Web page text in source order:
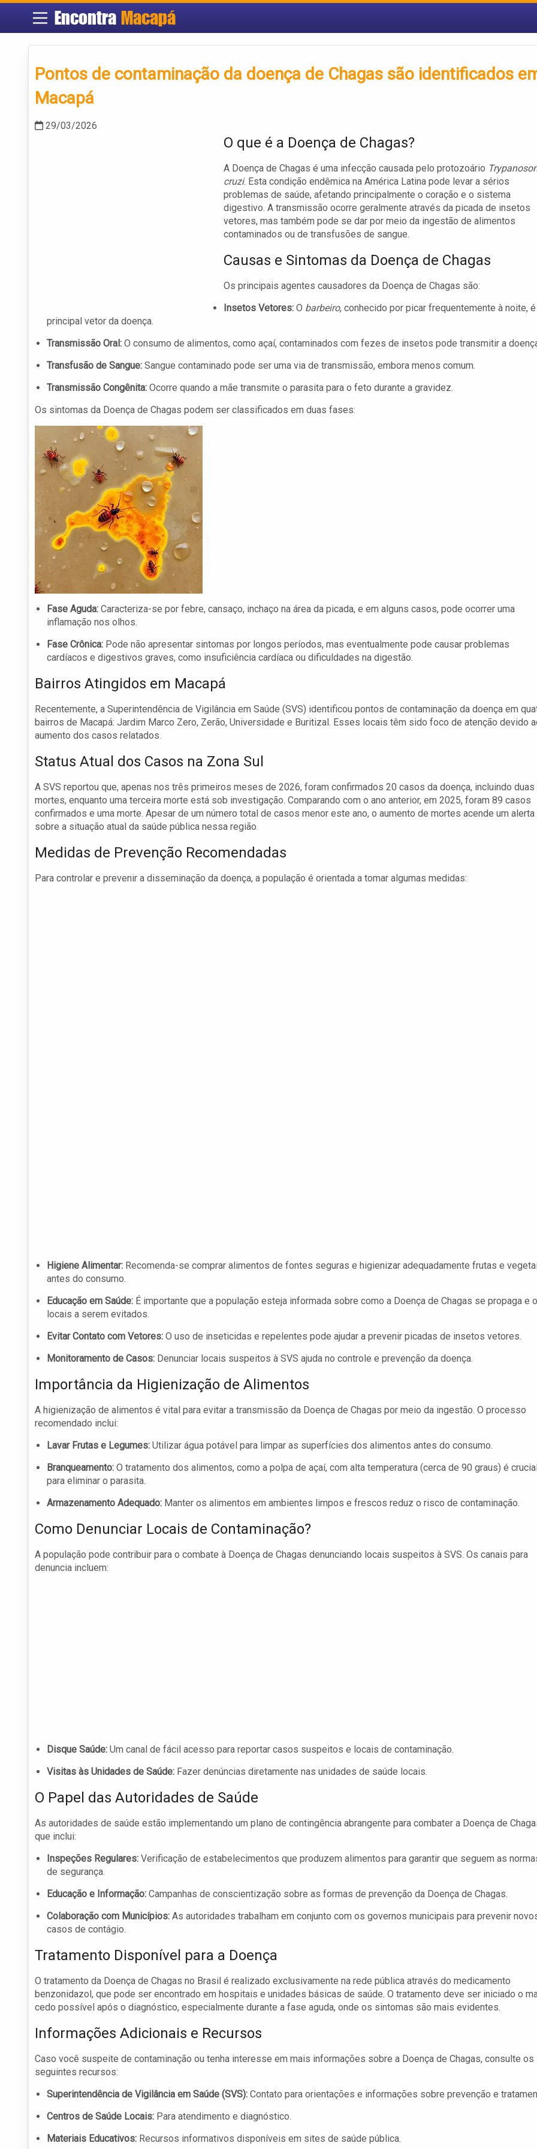
Encontra Macapá
Pontos de contaminação da doença de Chagas são identificados
Macapá
29/03/2026
O que é a Doença de Chagas?
A Doença de Chagas é uma infecção causada pelo protozoário
cruzi. Esta condição endêmica na América Latina pode levar a sérios
problemas de saúde, afetando principalmente o coração e o sistema
digestivo. A transmissão ocorre geralmente através da picada de insetos
vetores, mas também pode se dar por meio da ingestão de alimentos
contaminados ou de transfusões de sangue.
Causas e Sintomas da Doença de Chagas
Os principais agentes causadores da Doença de Chagas são:
Insetos Vetores: O barbeiro, conhecido por picar frequentemente à noite,
principal vetor da doença.
Transmissão Oral: O consumo de alimentos, como açaí, contaminados com fezes de insetos pode transmitir a
Transfusão de Sangue: Sangue contaminado pode ser uma via de transmissão, embora menos comum.
Transmissão Congênita: Ocorre quando a mãe transmite o parasita para o feto durante a gravidez.
Os sintomas da Doença de Chagas podem ser classificados em duas fases:
Fase Aguda: Caracteriza-se por febre, cansaço, inchaço na área da picada, e em alguns casos, pode ocorrer uma
inflamação nos olhos.
Fase Crônica: Pode não apresentar sintomas por longos períodos, mas eventualmente pode causar problemas
cardíacos e digestivos graves, como insuficiência cardíaca ou dificuldades na digestão.
Bairros Atingidos em Macapá
Recentemente, a Superintendência de Vigilância em Saúde (SVS) identificou pontos de contaminação da doença em
bairros de Macapá: Jardim Marco Zero, Zerão, Universidade e Buritizal. Esses locais têm sido foco de atenção devido
aumento dos casos relatados.
Status Atual dos Casos na Zona Sul
A SVS reportou que, apenas nos três primeiros meses de 2026, foram confirmados 20 casos da doença, incluindo duas
mortes, enquanto uma terceira morte está sob investigação. Comparando com o ano anterior, em 2025, foram 89 casos
confirmados e uma morte. Apesar de um número total de casos menor este ano, o aumento de mortes acende um alerta
sobre a situação atual da saúde pública nessa região.
Medidas de Prevenção Recomendadas
Para controlar e prevenir a disseminação da doença, a população é orientada a tomar algumas medidas:
Higiene Alimentar: Recomenda-se comprar alimentos de fontes seguras e higienizar adequadamente frutas e
antes do consumo.
Educação em Saúde: É importante que a população esteja informada sobre como a Doença de Chagas se propaga e
locais a serem evitados.
Evitar Contato com Vetores: O uso de inseticidas e repelentes pode ajudar a prevenir picadas de insetos vetores.
Monitoramento de Casos: Denunciar locais suspeitos à SVS ajuda no controle e prevenção da doença.
Importância da Higienização de Alimentos
A higienização de alimentos é vital para evitar a transmissão da Doença de Chagas por meio da ingestão. O processo
recomendado inclui:
Lavar Frutas e Legumes: Utilizar água potável para limpar as superfícies dos alimentos antes do consumo.
Branqueamento: O tratamento dos alimentos, como a polpa de açaí, com alta temperatura (cerca de 90 graus) é
para eliminar o parasita.
Armazenamento Adequado: Manter os alimentos em ambientes limpos e frescos reduz o risco de contaminação.
Como Denunciar Locais de Contaminação?
A população pode contribuir para o combate à Doença de Chagas denunciando locais suspeitos à SVS. Os canais para
denuncia incluem:
Disque Saúde: Um canal de fácil acesso para reportar casos suspeitos e locais de contaminação.
Visitas às Unidades de Saúde: Fazer denúncias diretamente nas unidades de saúde locais.
O Papel das Autoridades de Saúde
As autoridades de saúde estão implementando um plano de contingência abrangente para combater a Doença de
que inclui:
Inspeções Regulares: Verificação de estabelecimentos que produzem alimentos para garantir que seguem as
de segurança.
Educação e Informação: Campanhas de conscientização sobre as formas de prevenção da Doença de Chagas.
Colaboração com Municípios: As autoridades trabalham em conjunto com os governos municipais para prevenir
casos de contágio.
Tratamento Disponível para a Doença
O tratamento da Doença de Chagas no Brasil é realizado exclusivamente na rede pública através do medicamento
benzonidazol, que pode ser encontrado em hospitais e unidades básicas de saúde. O tratamento deve ser iniciado o
cedo possível após o diagnóstico, especialmente durante a fase aguda, onde os sintomas são mais evidentes.
Informações Adicionais e Recursos
Caso você suspeite de contaminação ou tenha interesse em mais informações sobre a Doença de Chagas, consulte os
seguintes recursos:
Superintendência de Vigilância em Saúde (SVS): Contato para orientações e informações sobre prevenção e
Centros de Saúde Locais: Para atendimento e diagnóstico.
Materiais Educativos: Recursos informativos disponíveis em sites de saúde pública.